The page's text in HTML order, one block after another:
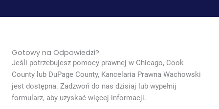
Gotowy na Odpowiedzi?
Jeśli potrzebujesz pomocy prawnej w Chicago, Cook
County lub DuPage County, Kancelaria Prawna Wachowski
jest dostępna. Zadzwoń do nas dzisiaj lub wypełnij
formularz, aby uzyskać więcej informacji.